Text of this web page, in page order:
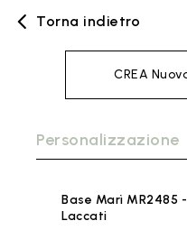
Torna indietro
CREA
Personalizzazione
Base Marì MR2485
Laccati